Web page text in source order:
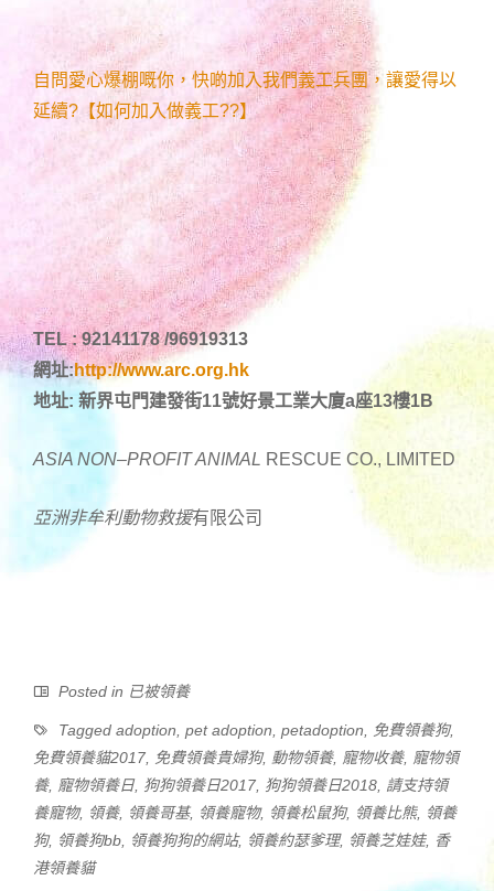
自問愛心爆棚嘅你，快啲加入我們義工兵團，讓愛得以
延續?【如何加入做義工??】
TEL : 92141178 /96919313
網址:http://www.arc.org.hk
地址: 新界屯門建發街11號好景工業大廈a座13樓1B
ASIA NON–PROFIT ANIMAL RESCUE CO., LIMITED
亞洲非牟利動物救援有限公司
Posted in 已被領養
Tagged adoption pet adoption petadoption 免費領養狗,
免費領養貓2017
免費領養貴婦狗, 動物領養, 寵物收養, 寵物領
養, 寵物領養日, 狗狗領養日2017 狗狗領養日2018 請支持領
養寵物, 領養, 領養哥基, 領養寵物, 領養松鼠狗, 領養比熊, 領養
狗, 領養狗bb 領養狗狗的網站, 領養約瑟爹理, 領養芝娃娃, 香
港領養貓